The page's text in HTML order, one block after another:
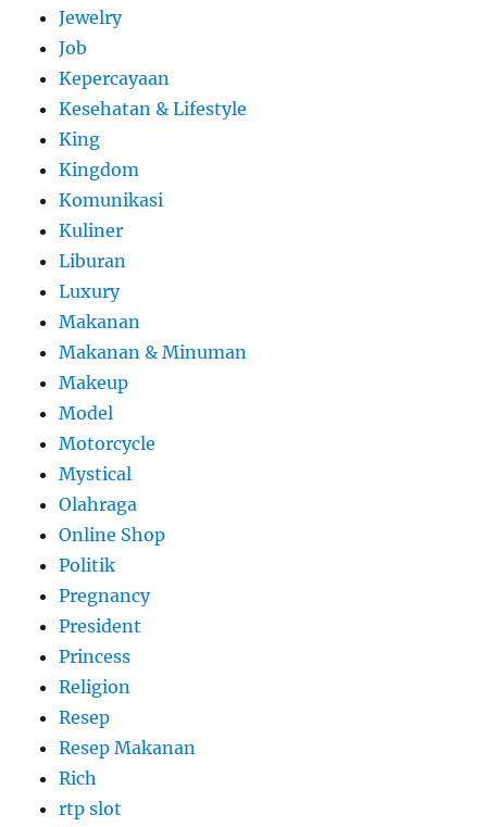
Jewelry
Job
Kepercayaan
Kesehatan & Lifestyle
King
Kingdom
Komunikasi
Kuliner
Liburan
Luxury
Makanan
Makanan & Minuman
Makeup
Model
Motorcycle
Mystical
Olahraga
Online Shop
Politik
Pregnancy
President
Princess
Religion
Resep
Resep Makanan
Rich
rtp slot